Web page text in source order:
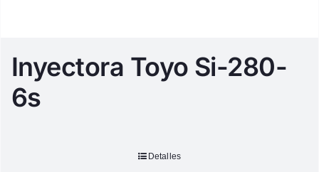
Inyectora Toyo Si-280-
6s
Detalles